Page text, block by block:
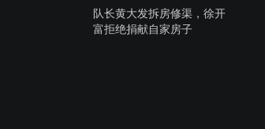
队长黄大发拆房修渠，徐开
富拒绝捐献自家房子